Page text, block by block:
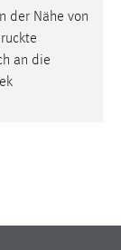
der Nähe von
an die